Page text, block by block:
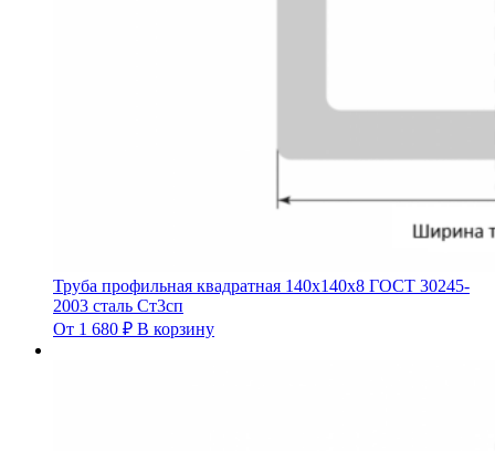
Труба профильная квадратная 140х140х8 ГОСТ 30245-
2003 сталь Ст3сп
От 1 680 ₽ В корзину